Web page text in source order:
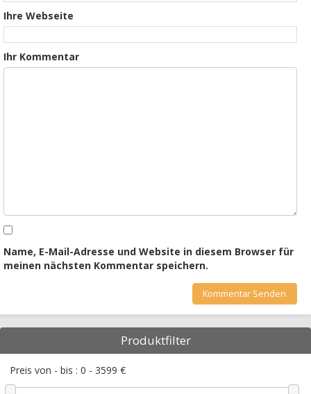
Ihre Webseite
Ihr Kommentar
Name, E-Mail-Adresse und Website in diesem Browser für
meinen nächsten Kommentar speichern.
Produktfilter
Preis von - bis : 0 - 3599 €